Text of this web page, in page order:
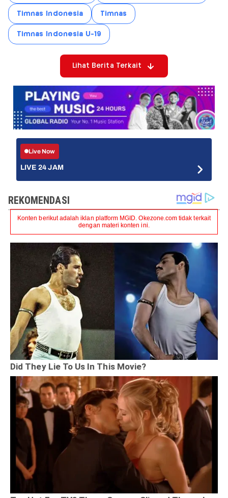
Timnas Indonesia Timnas
Timnas Indonesia U-19
Lihat Berita Terkait
Live Now
LIVE 24 JAM